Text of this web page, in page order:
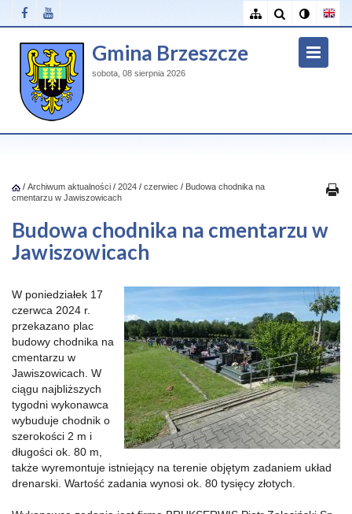
Gmina Brzeszcze
sobota, 08 sierpnia 2026
/ Archiwum aktualności / 2024 / czerwiec / Budowa chodnika na
cmentarzu w Jawiszowicach
Budowa chodnika na cmentarzu w
Jawiszowicach
W poniedziałek 17
czerwca 2024 r.
przekazano plac
budowy chodnika na
cmentarzu w
Jawiszowicach. W
ciągu najbliższych
tygodni wykonawca
wybuduje chodnik o
szerokości 2 m i
długości ok. 80 m,
także wyremontuje istniejący na terenie objętym zadaniem układ
drenarski. Wartość zadania wynosi ok. 80 tysięcy złotych.